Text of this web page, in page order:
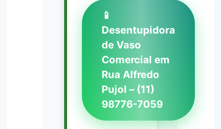
📱
Desentupidora
de Vaso
Comercial em
Rua Alfredo
Pujol – (11)
98776-7059